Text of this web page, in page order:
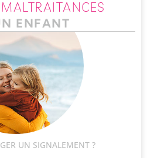
ENFANT
UN SIGNALEMENT ?